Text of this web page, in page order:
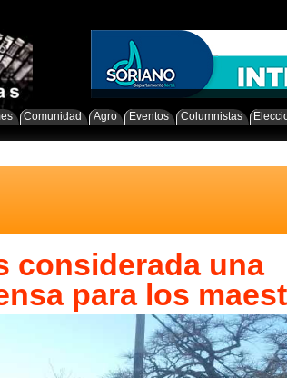
Comunidad Agro Eventos Columnistas
considerada una
para los